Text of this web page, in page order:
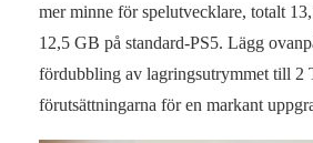
mer minne för spelutvecklare, totalt
12,5 GB på standard-PS5. Lägg
fördubbling av lagringsutrymmet till 2
förutsättningarna för en markant